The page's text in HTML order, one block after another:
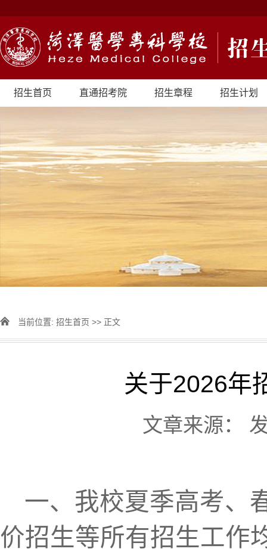
招生首页 直通招考院 招生章程 招生计划
当前位置: 招生首页 >> 正文
关于2026年
文章来源：
一、 我校夏季高考、
价招生等所有招生工作